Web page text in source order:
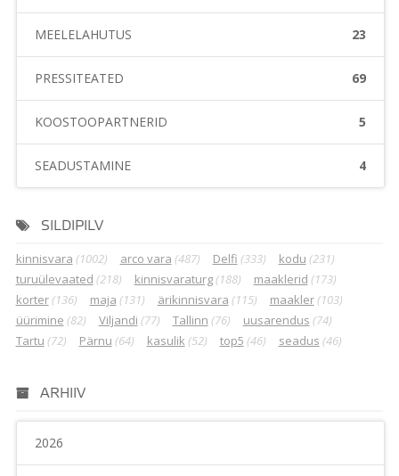
MEELELAHUTUS 23
PRESSITEATED 69
KOOSTÖÖPARTNERID 5
SEADUSTAMINE 4
SILDIPILV
kinnisvara (1002) arco vara (487) Delfi (333) kodu (231)
turuülevaated (218) kinnisvaraturg(188) maaklerid (173)
korter(136) maja (131) ärikinnisvara (115) maakler(103)
üürimine (82) Viljandi (77) Tallinn (76) uusarendus (74)
Tartu (72) Pärnu (64) kasulik (52) top5 (46) seadus (46)
ARHIIV
2026